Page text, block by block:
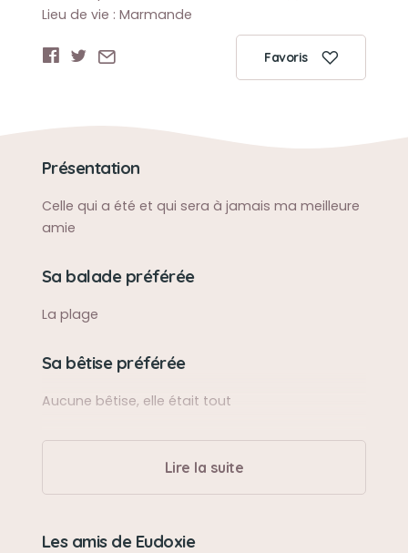
Lieu de vie : Marmande
Favoris
Présentation
Celle qui a été et qui sera à jamais ma meilleure
amie
Sa balade préférée
La plage
Sa bêtise préférée
Aucune bêtise, elle était tout
Son caractère
D une gentillesse absolue
Son jouet préféré
Lire la suite
Les amis de Eudoxie